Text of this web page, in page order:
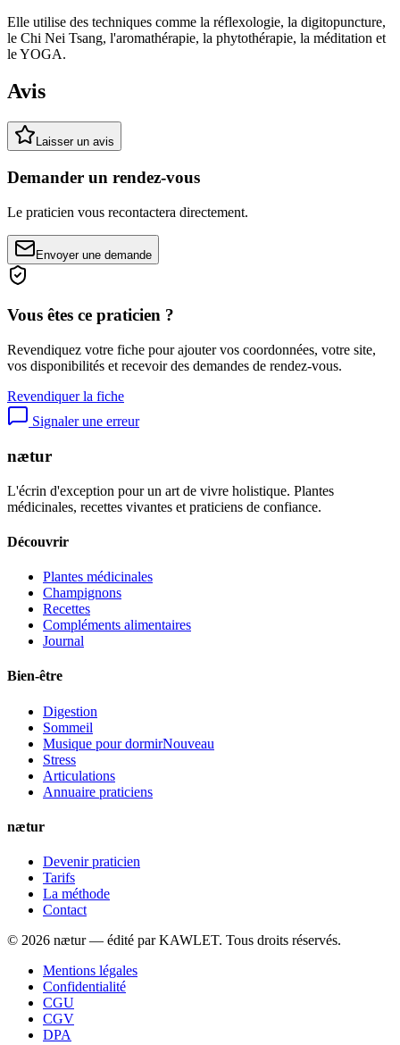
Elle utilise des techniques comme la réflexologie, la digitopuncture,
le Chi Nei Tsang, l'aromathérapie, la phytothérapie, la méditation et
le YOGA.
Avis
Laisser un avis
Demander un rendez-vous
Le praticien vous recontactera directement.
Envoyer une demande
Vous êtes ce praticien ?
Revendiquez votre fiche pour ajouter vos coordonnées, votre site,
vos disponibilités et recevoir des demandes de rendez-vous.
Revendiquer la fiche
Signaler une erreur
nætur
L'écrin d'exception pour un art de vivre holistique. Plantes
médicinales, recettes vivantes et praticiens de confiance.
Découvrir
Plantes médicinales
Champignons
Recettes
Compléments alimentaires
Journal
Bien-être
Digestion
Sommeil
Musique pour dormirNouveau
Stress
Articulations
Annuaire praticiens
nætur
Devenir praticien
Tarifs
La méthode
Contact
© 2026 nætur — édité par KAWLET. Tous droits réservés.
Mentions légales
Confidentialité
CGU
CGV
DPA